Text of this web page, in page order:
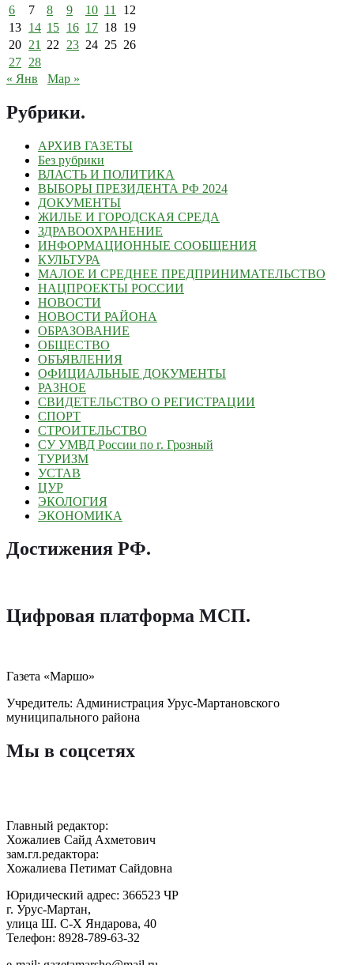
6
7 8 9 10 11
12
13 14 15 16 17 18 19
20 21 22 23 24 25 26
27 28
« Янв
Мар »
Рубрики.
АРХИВ ГАЗЕТЫ
Без рубрики
ВЛАСТЬ И ПОЛИТИКА
ВЫБОРЫ ПРЕЗИДЕНТА РФ 2024
ДОКУМЕНТЫ
ЖИЛЬЕ И ГОРОДСКАЯ СРЕДА
ЗДРАВООХРАНЕНИЕ
ИНФОРМАЦИОННЫЕ СООБЩЕНИЯ
КУЛЬТУРА
МАЛОЕ И СРЕДНЕЕ ПРЕДПРИНИМАТЕЛЬСТВО
НАЦПРОЕКТЫ РОССИИ
НОВОСТИ
НОВОСТИ РАЙОНА
ОБРАЗОВАНИЕ
ОБЩЕСТВО
ОБЪЯВЛЕНИЯ
ОФИЦИАЛЬНЫЕ ДОКУМЕНТЫ
РАЗНОЕ
СВИДЕТЕЛЬСТВО О РЕГИСТРАЦИИ
СПОРТ
СТРОИТЕЛЬСТВО
СУ УМВД России по г. Грозный
ТУРИЗМ
УСТАВ
ЦУР
ЭКОЛОГИЯ
ЭКОНОМИКА
Достижения РФ.
Цифровая платформа МСП.
Газета «Маршо»
Учредитель: Администрация Урус-Мартановского
муниципального района
Мы в соцсетях
Главный редактор:
Хожалиев Сайд Ахметович
зам.гл.редактора:
Хожалиева Петимат Сайдовна
Юридический адрес: 366523 ЧР
г. Урус-Мартан,
улица Ш. С-Х Яндарова, 40
Телефон: 8928-789-63-32